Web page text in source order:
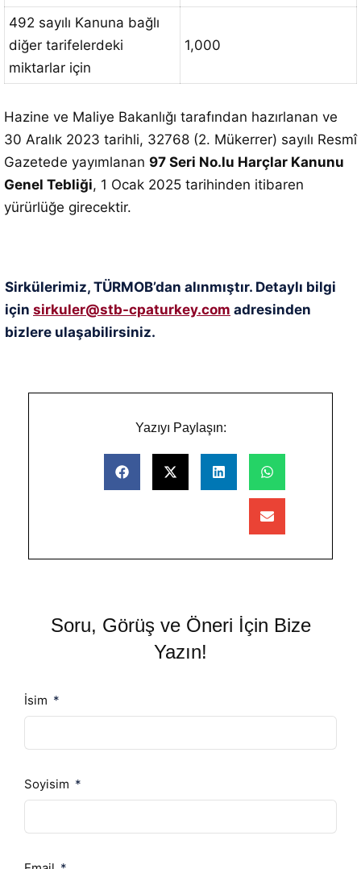
492 sayılı Kanuna bağlı
diğer tarifelerdeki
miktarlar için
1,000
Hazine ve Maliye Bakanlığı tarafından hazırlanan ve
30 Aralık 2023 tarihli, 32768 (2. Mükerrer) sayılı Resmî
Gazetede yayımlanan 97 Seri No.lu Harçlar Kanunu
Genel Tebliği, 1 Ocak 2025 tarihinden itibaren
yürürlüğe girecektir.
Sirkülerimiz, TÜRMOB’dan alınmıştır. Detaylı bilgi
için sirkuler@stb-cpaturkey.com adresinden
bizlere ulaşabilirsiniz.
Yazıyı Paylaşın:
Soru, Görüş ve Öneri İçin Bize
Yazın!
İsim
Soyisim